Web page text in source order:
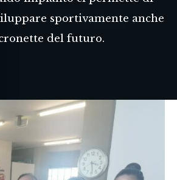
sportivamente anche
del futuro.